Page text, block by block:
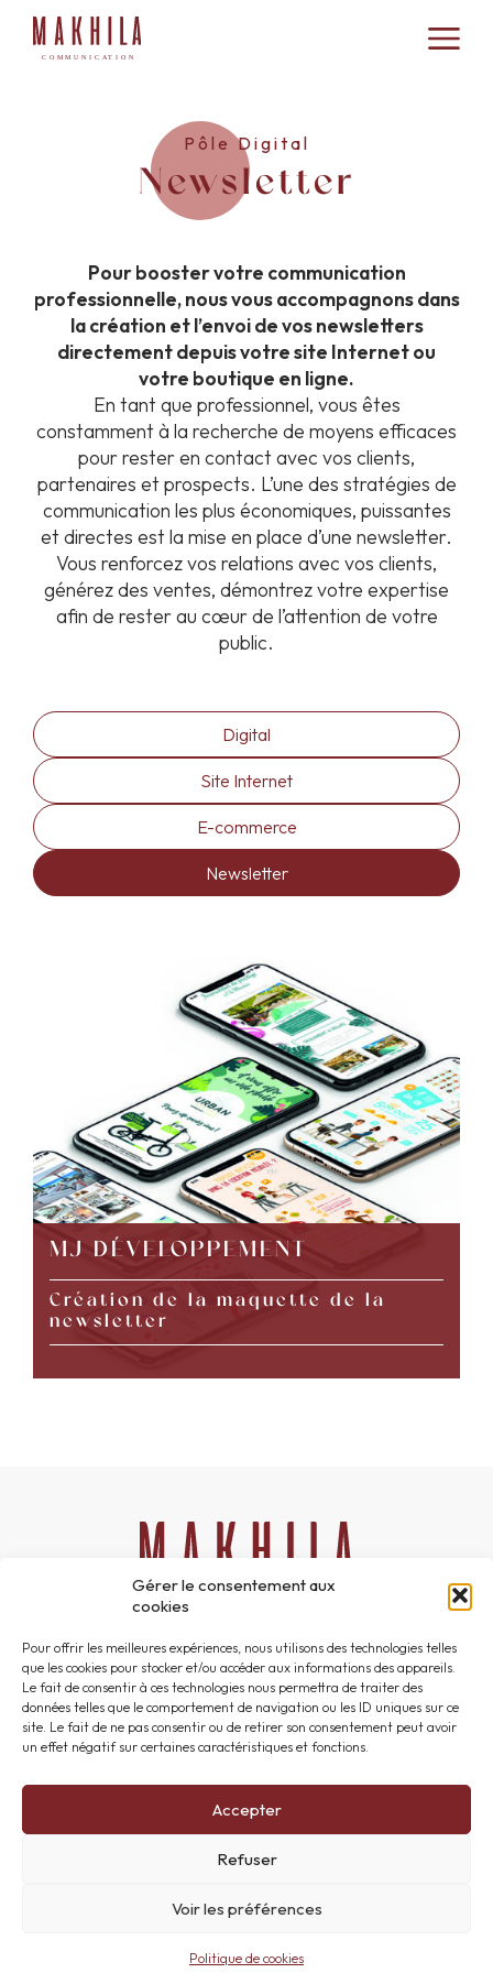
Gérer le consentement aux
cookies
Pour offrir les meilleures expériences, nous utilisons des technologies telles
que les cookies pour stocker et/ou accéder aux informations des appareils.
Le fait de consentir à ces technologies nous permettra de traiter des
données telles que le comportement de navigation ou les ID uniques sur ce
site. Le fait de ne pas consentir ou de retirer son consentement peut avoir
un effet négatif sur certaines caractéristiques et fonctions.
Accepter
Refuser
Voir les préférences
Politique de cookies
Pôle Digital
Newsletter
Pour booster votre communication
professionnelle, nous vous accompagnons dans
la création et l’envoi de vos newsletters
directement depuis votre site Internet ou
votre boutique en ligne.
En tant que professionnel, vous êtes
constamment à la recherche de moyens efficaces
pour rester en contact avec vos clients,
partenaires et prospects. L’une des stratégies de
communication les plus économiques, puissantes
et directes est la mise en place d’une newsletter.
Vous renforcez vos relations avec vos clients,
générez des ventes, démontrez votre expertise
afin de rester au cœur de l’attention de votre
public.
Digital
Site Internet
E-commerce
Newsletter
MJ DÉVELOPPEMENT
Création de la maquette de la
newsletter
contact@makhilacom.com
Instagram
Facebook
Politique de cookies (UE)